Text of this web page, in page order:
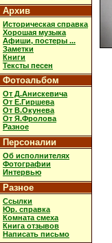
Архив
Историческая справка
Хорошая музыка
Афиши, постеры ...
Заметки
Книги
Тексты песен
Фотоальбом
От Д.Анискевича
От Е.Гиршева
От В.Окунева
От Я.Фролова
Разное
Персоналии
Об исполнителях
Фотографии
Интервью
Разное
Ссылки
Юр. справка
Комната смеха
Книга отзывов
Написать письмо